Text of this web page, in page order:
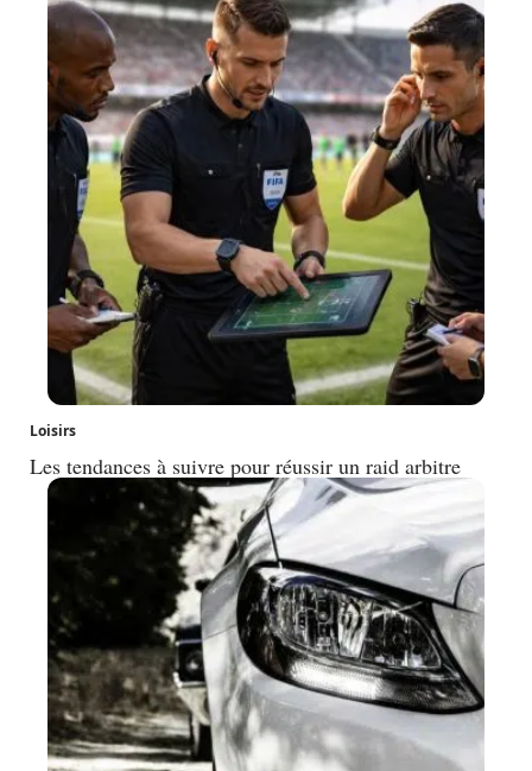
Loisirs
Les tendances à suivre pour réussir un raid arbitre